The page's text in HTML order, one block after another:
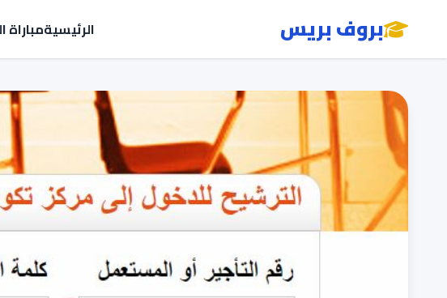
بروف بريس الرئيسيةمباراة